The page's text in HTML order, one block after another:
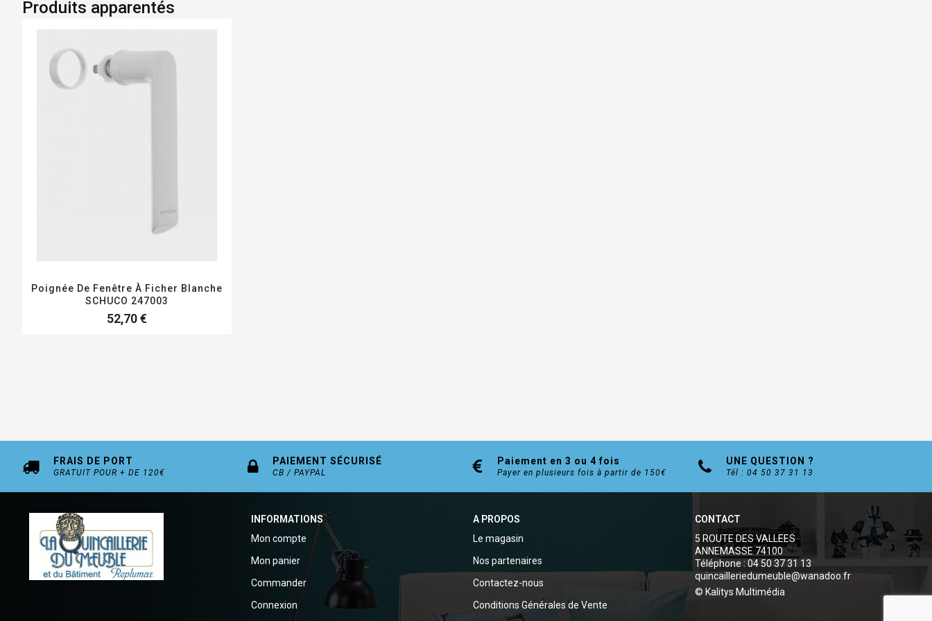
Produits apparentés
Poignée De Fenêtre À Ficher Blanche
SCHUCO 247003
52,70 €
FRAIS DE PORT
GRATUIT POUR + DE 120€
PAIEMENT SÉCURISÉ
CB / PAYPAL
Paiement en 3 ou 4 fois
Payer en plusieurs fois à partir de 150€
UNE QUESTION ?
Tél : 04 50 37 31 13
INFORMATIONS
Mon compte
Mon panier
Commander
Connexion
A PROPOS
Le magasin
Nos partenaires
Contactez-nous
Conditions Générales de Vente
CONTACT
5 ROUTE DES VALLEES
ANNEMASSE 74100
Téléphone : 04 50 37 31 13
quincailleriedumeuble@wanadoo.fr
© Kalitys Multimédia